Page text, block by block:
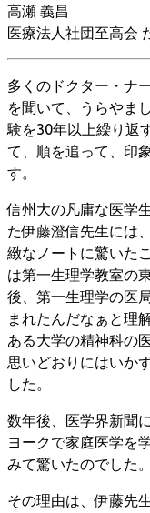
高瀬 義昌
医療法人社団至高会
多くのドクター・ナ
を聞いて、うらやま
験を30年以上繰り返
て、順を追って、印
す。
信州大の凡庸な医学
た伊藤澄信先生には
緻なノートに驚いた
は第一生理学教室の
後、第一生理学の医
まれたんだなぁと理
ある大学の精神科の
思いどおりにはいか
した。
数年後、医学界新聞
ヨークで家庭医学を
みて驚いたのでした。
その理由は、伊藤先